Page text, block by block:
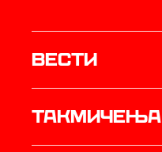
Вести
Такмичења